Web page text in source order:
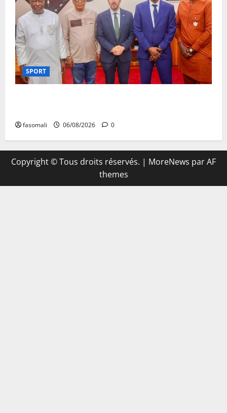
SPORT
fasomali 06/08/2026 0
Copyright © Tous droits réservés. | MoreNews par AF
themes